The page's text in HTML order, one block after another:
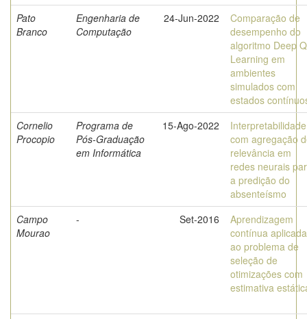
Pato
Branco
Engenharia de
Computação
24-Jun-2022
Comparação de
desempenho do
algoritmo Deep
Learning em
ambientes
simulados com
estados
Cornelio
Procopio
Programa de
Pós-Graduação
em Informática
15-Ago-2022
Interpretabilidade
com agregação
relevância em
redes neurais
a predição do
absenteísmo
Campo
Mourao
- Set-2016
Aprendizagem
contínua aplicada
ao problema de
seleção de
otimizações com
estimativa